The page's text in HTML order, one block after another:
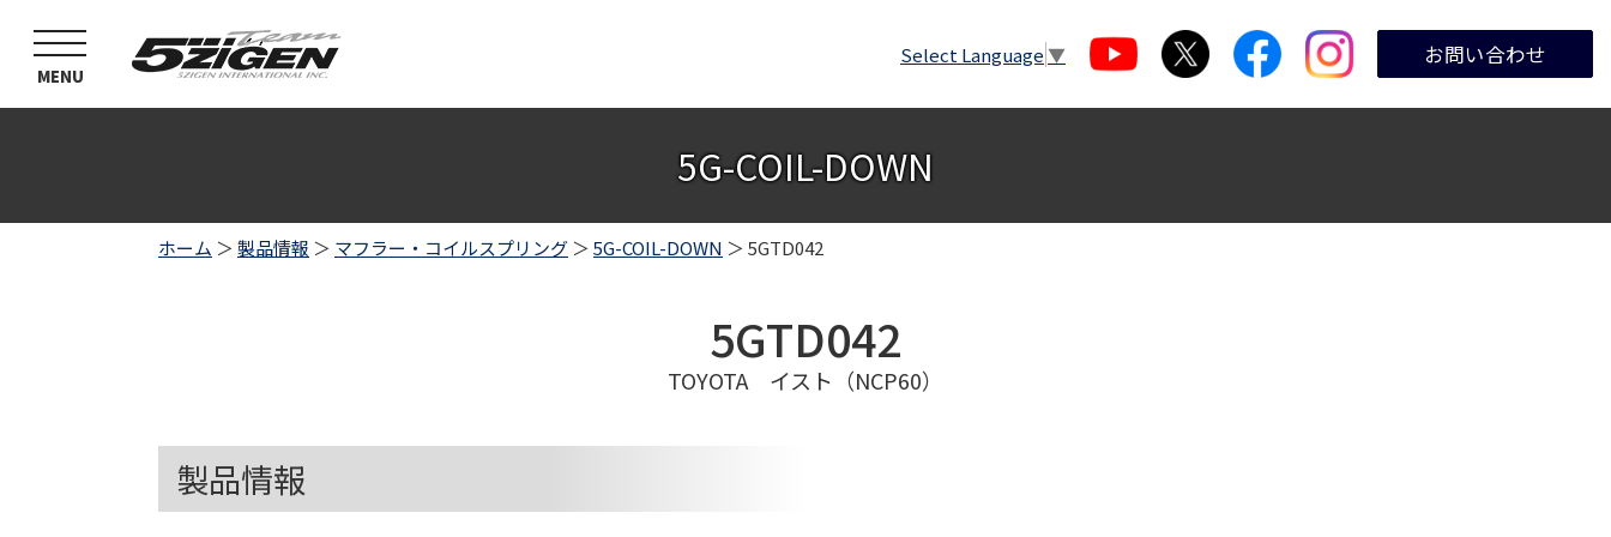
toggle
navigation
MENU
Select Language ▼ お問い合わせ
5G-COIL-DOWN
ホーム ＞製品情報 ＞ マフラー・コイルスプリング ＞5G-COIL-DOWN ＞ 5GTD042
5GTD042
TOYOTA イスト（NCP60）
製品情報